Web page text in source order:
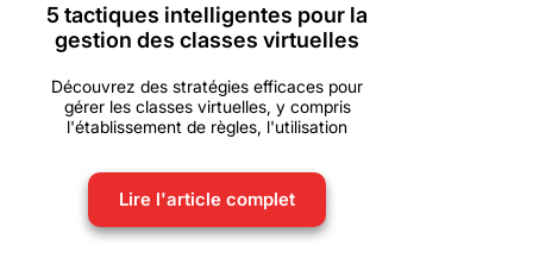
5 tactiques intelligentes pour la
gestion des classes virtuelles
Découvrez des stratégies efficaces pour
gérer les classes virtuelles, y compris
l'établissement de règles, l'utilisation
Lire l'article complet